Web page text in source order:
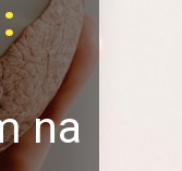
na